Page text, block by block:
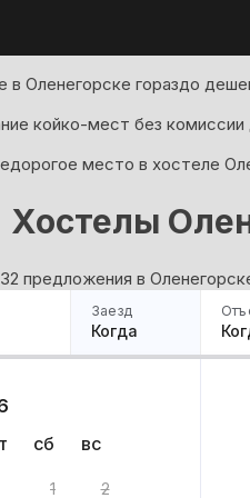
в Оленегорске гораздо
койко-мест без
место в хостеле
Хостелы
32 предложения в
Заезд
Когда
сб вс
1 2